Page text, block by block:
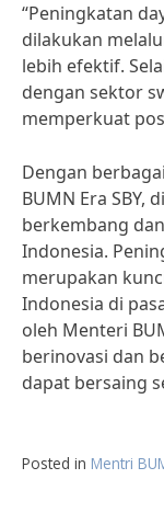
“Peningkatan
dilakukan
lebih efektif.
dengan sektor
memperkuat
Dengan
BUMN Era SBY,
berkembang
Indonesia.
merupakan
Indonesia di
oleh Menteri
berinovasi dan
dapat bersaing
Posted in Mentri